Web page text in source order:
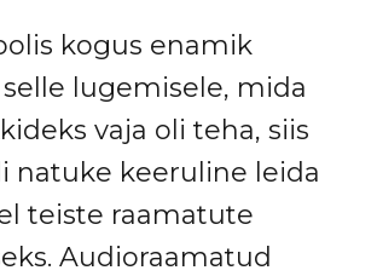
kogus enamik
lugemisele, mida
vaja oli teha, siis
natuke keeruline leida
teiste raamatute
Audioraamatud